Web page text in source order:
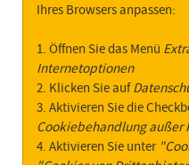
Ihres Browsers anpassen:
1. Öffnen Sie das Menü
Internetoptionen
2. Klicken Sie auf
3. Aktivieren Sie die
Cookiebehandlung außer
4. Aktivieren Sie unter